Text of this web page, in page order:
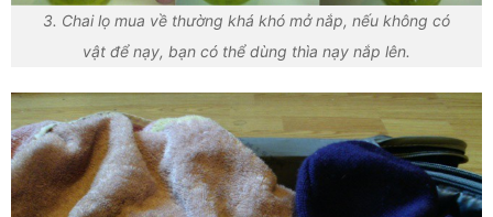
3. Chai lọ mua về thường khá khó mở nắp, nếu không có
vật để nạy, bạn có thể dùng thìa nạy nắp lên.